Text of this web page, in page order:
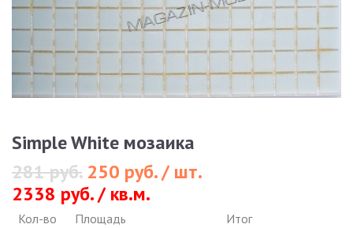
Simple White мозаика
281 руб.250 руб. / шт.
2338 руб. / кв.м.
Кол-во Площадь Итог